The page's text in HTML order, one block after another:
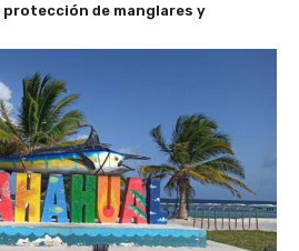
protección de manglares y